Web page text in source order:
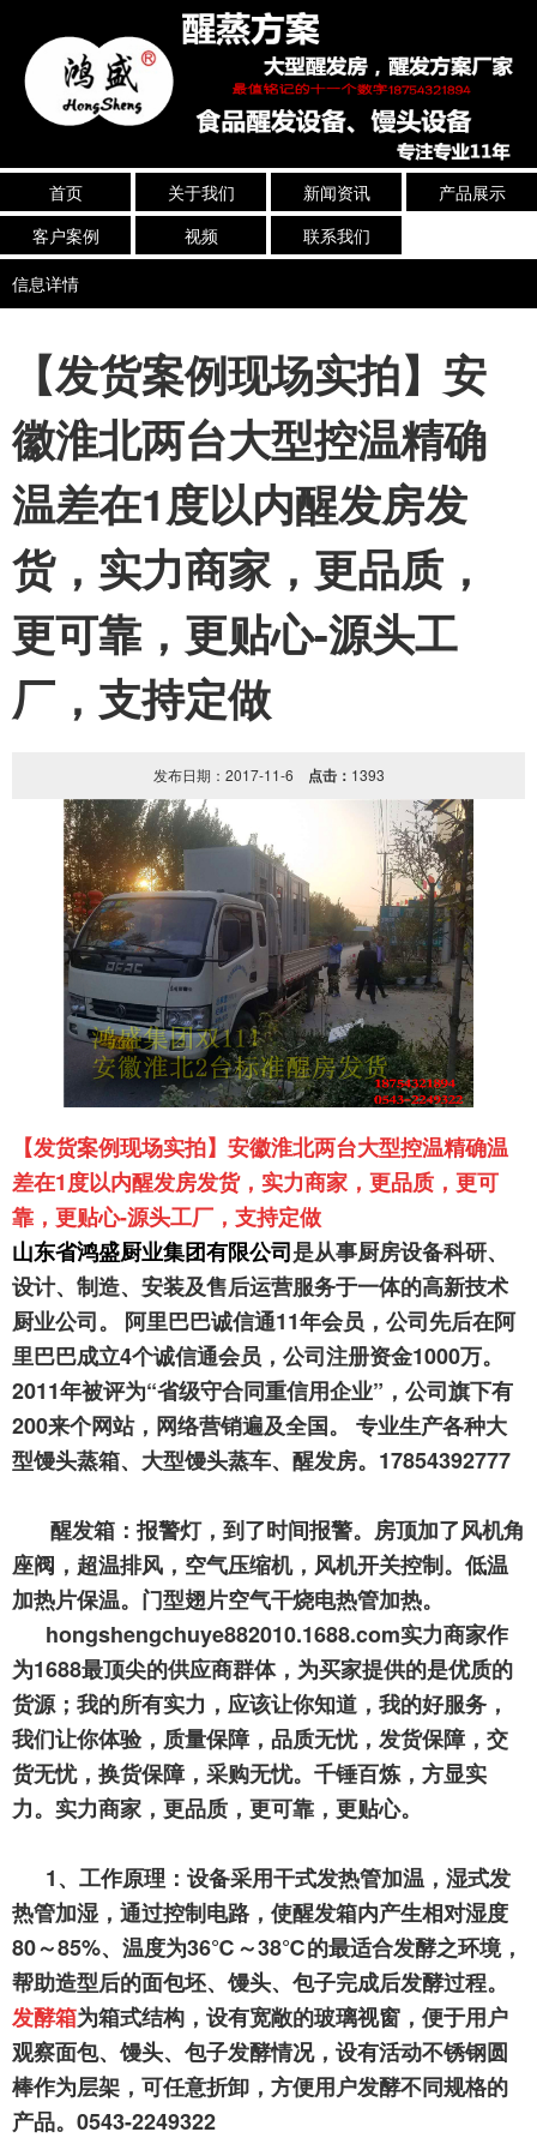
首页 关于我们 新闻资讯
产品展示
客户案例
视频
联系我们
信息详情
【发货案例现场实拍】安
徽淮北两台大型控温精确
温差在1度以内醒发房发
货，实力商家，更品质，
更可靠，更贴心-源头工
厂，支持定做
发布日期：2017-11-6 点击： 1393
【发货案例现场实拍】安徽淮北两台大型控温精确温
差在1度以内醒发房发货， 实力商家，更品质，更可
靠，更贴心-源头工厂，支持定做
山东省鸿盛厨业集团有限公司是从事厨房设备科研、
设计、制造、安装及售后运营服务于一体的高新技术
厨业公司。
阿里巴巴诚信通11年会员，公司先后在阿
里巴巴成立4个诚信通会员，公司注册资金1000万。
2011年被评为“省级守合同重信用企业”，公司旗下有
200来个网站，网络营销遍及全国。 专业生产各种大
型馒头蒸箱、大型馒头蒸车、醒发房。17854392777
醒发箱：报警灯，到了时间报警。房顶加了风机角
座阀，超温排风，空气压缩机，风机开关控制。低温
加热片保温。门型翅片空气干烧电热管加热。
hongshengchuye882010.1688.com实力商家作
为1688最顶尖的供应商群体，为买家提供的是优质的
货源；我的所有实力，应该让你知道，我的好服务，
我们让你体验，质量保障，品质无忧，发货保障，交
货无忧，换货保障，采购无忧。千锤百炼，方显实
力。实力商家，更品质，更可靠，更贴心。
1、工作原理：设备采用干式发热管加温，湿式发
热管加湿，通过控制电路，使醒发箱内产生相对湿度
80～85%、温度为36℃～38℃的最适合发酵之环境，
帮助造型后的面包坯、馒头、包子完成后发酵过程。
发酵箱为箱式结构，设有宽敞的玻璃视窗，便于用户
观察面包、馒头、包子发酵情况，设有活动不锈钢圆
棒作为层架，可任意折卸，方便用户发酵不同规格的
产品。0543-2249322